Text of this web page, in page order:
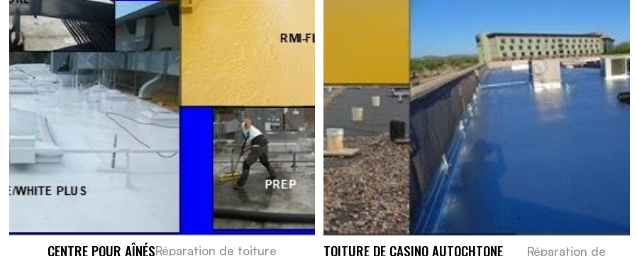
CENTRE POUR AÎNÉSRéparation de toiture TOITURE DE CASINO AUTOCHTONE Réparation de